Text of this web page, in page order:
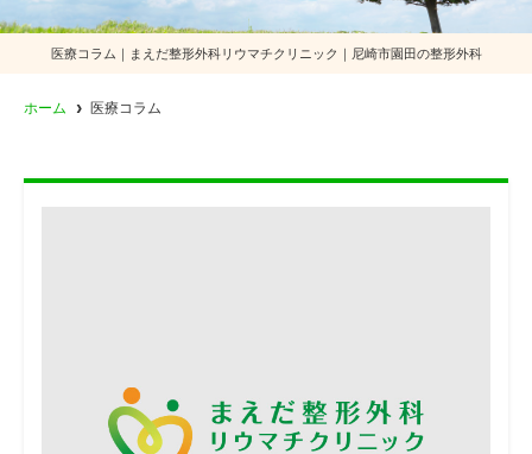
医療コラム｜まえだ整形外科リウマチクリニック｜尼崎市園田の整形外科
ホーム 医療コラム